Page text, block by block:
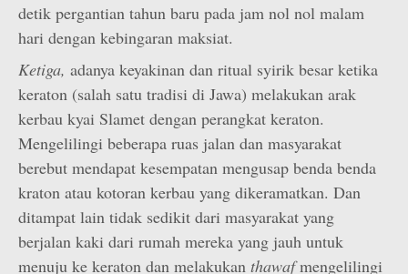
detik pergantian tahun baru pada jam nol nol malam
hari dengan kebingaran maksiat.
Ketiga, adanya keyakinan dan ritual syirik besar ketika
keraton (salah satu tradisi di Jawa) melakukan arak
kerbau kyai Slamet dengan perangkat keraton.
Mengelilingi beberapa ruas jalan dan masyarakat
berebut mendapat kesempatan mengusap benda benda
kraton atau kotoran kerbau yang dikeramatkan. Dan
ditampat lain tidak sedikit dari masyarakat yang
berjalan kaki dari rumah mereka yang jauh untuk
menuju ke keraton dan melakukan thawafmengelilingi